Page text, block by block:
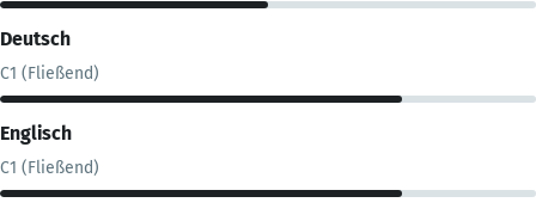
Deutsch
C1 (Fließend)
Englisch
C1 (Fließend)